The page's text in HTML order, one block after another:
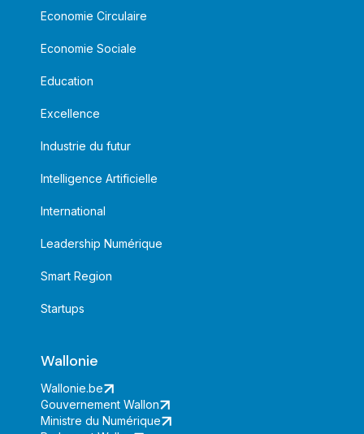
Economie Circulaire
Economie Sociale
Education
Excellence
Industrie du futur
Intelligence Artificielle
International
Leadership Numérique
Smart Region
Startups
Wallonie
Wallonie.be
Gouvernement Wallon
Ministre du Numérique